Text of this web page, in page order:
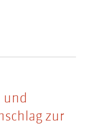
und
zur